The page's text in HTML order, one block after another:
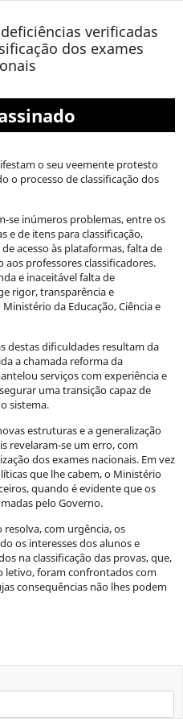
verificadas
dos exames
o seu veemente protesto
o processo de classificação dos
se inúmeros problemas, entre os
e de itens para classificação,
acesso às plataformas, falta de
professores classificadores.
e inaceitável falta de
rigor, transparência e
da Educação, Ciência e
destas dificuldades resultam da
a chamada reforma da
serviços com experiência e
uma transição capaz de
sistema.
estruturas e a generalização
revelaram-se um erro, com
dos exames nacionais. Em vez
que lhe cabem, o Ministério
quando é evidente que os
pelo Governo.
com urgência, os
os interesses dos alunos e
na classificação das provas, que,
letivo, foram confrontados com
consequências não lhes podem